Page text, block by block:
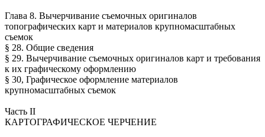
Глава 8. Вычерчивание съемочных оригиналов
топографических карт и материалов крупномасштабных
съемок
§ 28. Общие сведения
§ 29. Вычерчивание съемочных оригиналов карт и требования
к их графическому оформлению
§ 30, Графическое оформление материалов
крупномасштабных съемок
Часть II
КАРТОГРАФИЧЕСКОЕ ЧЕРЧЕНИЕ